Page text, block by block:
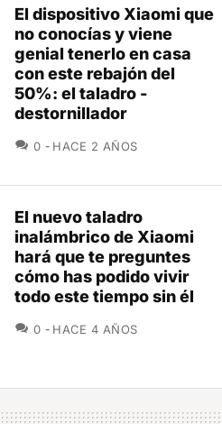
El dispositivo Xiaomi que
no conocías y viene
genial tenerlo en casa
con este rebajón del
50%: el taladro -
destornillador
0 COMENTARIOS
HACE 2 AÑOS
El nuevo taladro
inalámbrico de Xiaomi
hará que te preguntes
cómo has podido vivir
todo este tiempo sin él
0 COMENTARIOS
HACE 4 AÑOS